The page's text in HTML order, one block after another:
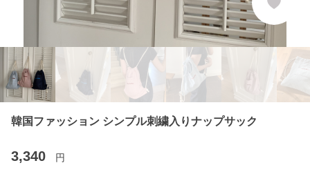
韓国ファッション シンプル刺繍入りナップサック
3,340 円